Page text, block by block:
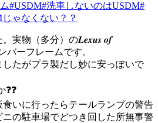
#USDM#洗車しないのはUSDM#
ゃなくない？？
実物（多分）の𝑳𝒆𝒙𝒖𝒔 𝒐𝒇
バーフレームです。
したがプラ製だし妙に安っぽいで
いに行ったらテールランプの警告
の駐車場でどつき回した所無事警